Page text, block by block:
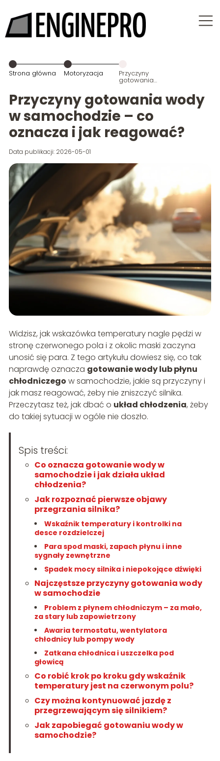
Strona główna Motoryzacja Przyczyny
gotowania
wody w
samochodzie
– co oznacza i
jak
reagować?
Przyczyny gotowania wody
w samochodzie – co
oznacza i jak reagować?
Data publikacji: 2026-05-01
Widzisz, jak wskazówka temperatury nagle pędzi w
stronę czerwonego pola i z okolic maski zaczyna
unosić się para. Z tego artykułu dowiesz się, co tak
naprawdę oznacza gotowanie wody lub płynu
chłodniczego w samochodzie, jakie są przyczyny i
jak masz reagować, żeby nie zniszczyć silnika.
Przeczytasz też, jak dbać o układ chłodzenia, żeby
do takiej sytuacji w ogóle nie doszło.
Spis treści:
Co oznacza gotowanie wody w
samochodzie i jak działa układ
chłodzenia?
Jak rozpoznać pierwsze objawy
przegrzania silnika?
Wskaźnik temperatury i kontrolki na
desce rozdzielczej
Para spod maski, zapach płynu i inne
sygnały zewnętrzne
Spadek mocy silnika i niepokojące dźwięki
Najczęstsze przyczyny gotowania wody
w samochodzie
Problem z płynem chłodniczym – za mało,
za stary lub zapowietrzony
Awaria termostatu, wentylatora
chłodnicy lub pompy wody
Zatkana chłodnica i uszczelka pod
głowicą
Co robić krok po kroku gdy wskaźnik
temperatury jest na czerwonym polu?
Czy można kontynuować jazdę z
przegrzewającym się silnikiem?
Jak zapobiegać gotowaniu wody w
samochodzie?